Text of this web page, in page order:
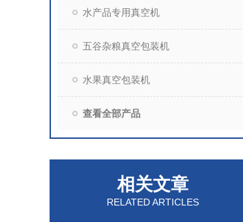
水产品专用真空机
五谷杂粮真空包装机
水果真空包装机
查看全部产品
相关文章
RELATED ARTICLES